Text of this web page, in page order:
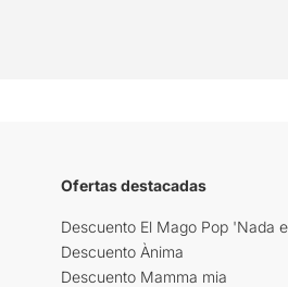
Ofertas destacadas
Descuento El Mago Pop 'Nada
Descuento Ànima
Descuento Mamma mia